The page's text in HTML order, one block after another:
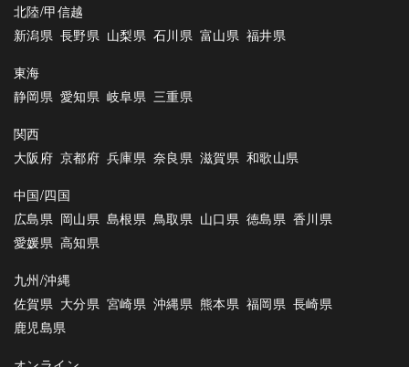
北陸/甲信越
新潟県 長野県 山梨県 石川県 富山県 福井県
東海
静岡県 愛知県 岐阜県 三重県
関西
大阪府 京都府 兵庫県 奈良県 滋賀県 和歌山県
中国/四国
広島県 岡山県 島根県 鳥取県 山口県 徳島県 香川県
愛媛県 高知県
九州/沖縄
佐賀県 大分県 宮崎県 沖縄県 熊本県 福岡県 長崎県
鹿児島県